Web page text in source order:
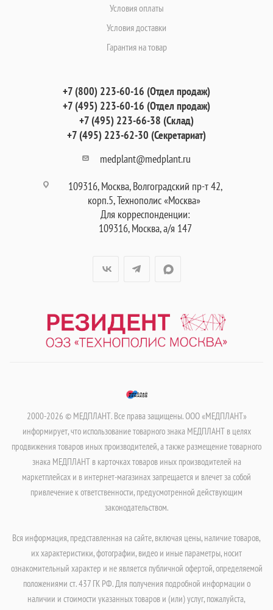
Условия оплаты
Условия доставки
Гарантия на товар
+7 (800) 223-60-16 (Отдел продаж)
+7 (495) 223-60-16 (Отдел продаж)
+7 (495) 223-66-38 (Склад)
+7 (495) 223-62-30 (Секретариат)
medplant@medplant.ru
109316, Москва, Волгоградский пр-т 42,
корп.5, Технополис «Москва»
Для корреспонденции:
109316, Москва, а/я 147
2000-2026 © МЕДПЛАНТ. Все права защищены. ООО «МЕДПЛАНТ»
информирует, что использование товарного знака МЕДПЛАНТ в целях
продвижения товаров иных производителей, а также размещение товарного
знака МЕДПЛАНТ в карточках товаров иных производителей на
маркетплейсах и в интернет-магазинах запрещается и влечет за собой
привлечение к ответственности, предусмотренной действующим
законодательством.
Вся информация, представленная на сайте, включая цены, наличие товаров,
их характеристики, фотографии, видео и иные параметры, носит
ознакомительный характер и не является публичной офертой, определяемой
положениями ст. 437 ГК РФ. Для получения подробной информации о
наличии и стоимости указанных товаров и (или) услуг, пожалуйста,